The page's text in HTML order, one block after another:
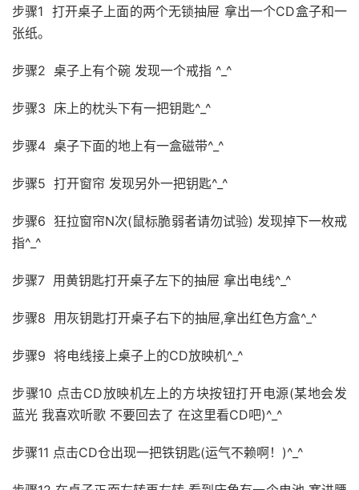
步骤1 打开桌子上面的两个无锁抽屉 拿出一个CD盒子和一
张纸。
步骤2 桌子上有个碗 发现一个戒指 ^_^
步骤3 床上的枕头下有一把钥匙^_^
步骤4 桌子下面的地上有一盒磁带^_^
步骤5 打开窗帘 发现另外一把钥匙^_^
步骤6 狂拉窗帘N次(鼠标脆弱者请勿试验) 发现掉下一枚戒
指^_^
步骤7 用黄钥匙打开桌子左下的抽屉 拿出电线^_^
步骤8 用灰钥匙打开桌子右下的抽屉,拿出红色方盒^_^
步骤9 将电线接上桌子上的CD放映机^_^
步骤10 点击CD放映机左上的方块按钮打开电源(某地会发
蓝光 我喜欢听歌 不要回去了 在这里看CD吧)^_^
步骤11 点击CD仓出现一把铁钥匙(运气不赖啊！)^_^